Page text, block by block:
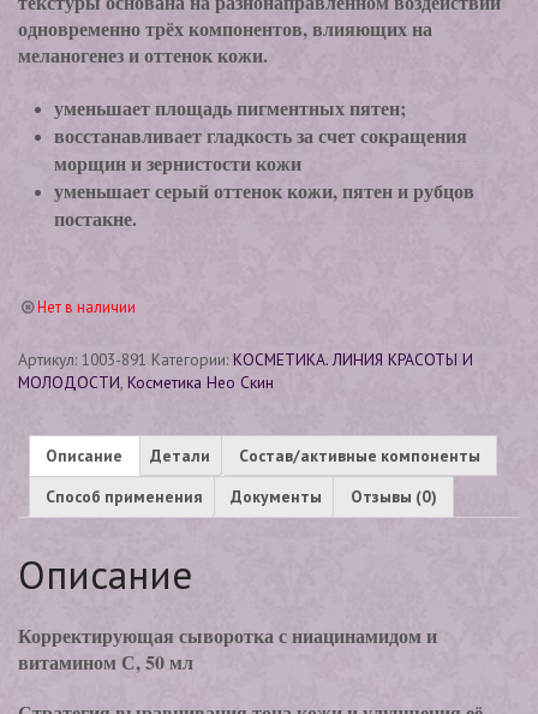
одновременно трёх компонентов, влияющих на
меланогенез и оттенок кожи.
уменьшает площадь пигментных пятен;
восстанавливает гладкость за счет сокращения
морщин и зернистости кожи
уменьшает серый оттенок кожи, пятен и рубцов
постакне.
Нет в наличии
Артикул: 1003-891 Категории: КОСМЕТИКА. ЛИНИЯ КРАСОТЫ И
МОЛОДОСТИ, Косметика Нео Скин
Описание Детали
Состав/активные компоненты
Способ применения
Документы Отзывы (0)
Описание
Корректирующая сыворотка с ниацинамидом и
витамином С, 50 мл